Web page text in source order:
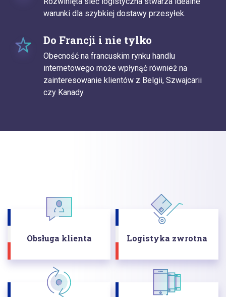
warunki dla szybkiej dostawy przesyłek.
Do Francji i nie tylko
Obecność na francuskim rynku handlu
internetowego może wpłynąć również na
zainteresowanie klientów z Belgii, Szwajcarii
czy Kanady.
Obsługa klienta Logistyka zwrotna